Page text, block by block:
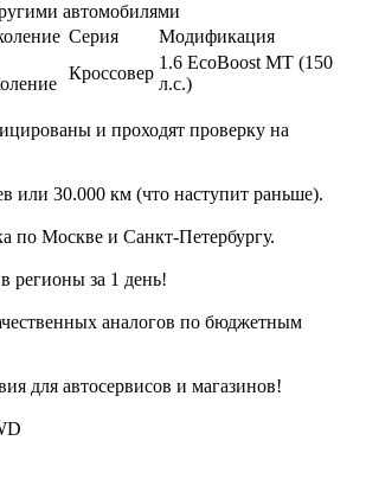
автомобилями
Серия
Модификация
Кроссовер
1.6 EcoBoost MT (150
л.с.)
и проходят проверку на
или 30.000 км (что наступит раньше).
по Москве и Санкт-Петербургу.
регионы за 1 день!
аналогов по бюджетным
для автосервисов и магазинов!